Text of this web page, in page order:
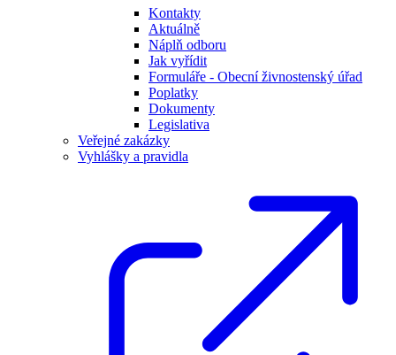
Kontakty
Aktuálně
Náplň odboru
Jak vyřídit
Formuláře - Obecní živnostenský úřad
Poplatky
Dokumenty
Legislativa
Veřejné zakázky
Vyhlášky a pravidla